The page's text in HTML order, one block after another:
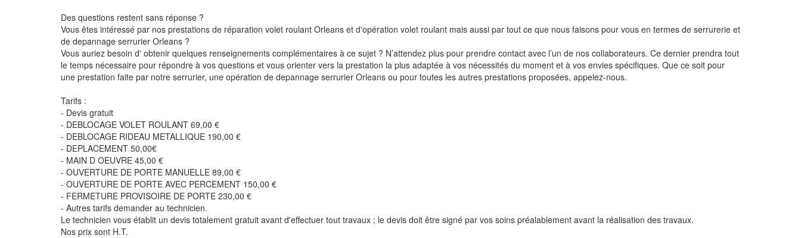
Des questions restent sans réponse ?
Vous êtes intéressé par nos prestations de réparation volet roulant Orleans et d'opération volet roulant mais aussi par tout ce que nous faisons pour vous en termes de serrurerie et
de depannage serrurier Orleans ?
Vous auriez besoin d' obtenir quelques renseignements complémentaires à ce sujet ? N’attendez plus pour prendre contact avec l’un de nos collaborateurs. Ce dernier prendra tout
le temps nécessaire pour répondre à vos questions et vous orienter vers la prestation la plus adaptée à vos nécessités du moment et à vos envies spécifiques. Que ce soit pour
une prestation faite par notre serrurier, une opération de depannage serrurier Orleans ou pour toutes les autres prestations proposées, appelez-nous.
Tarifs :
- Devis gratuit
- DEBLOCAGE VOLET ROULANT 69,00 €
- DEBLOCAGE RIDEAU METALLIQUE 190,00 €
- DEPLACEMENT 50,00€
- MAIN D OEUVRE 45,00 €
- OUVERTURE DE PORTE MANUELLE 89,00 €
- OUVERTURE DE PORTE AVEC PERCEMENT 150,00 €
- FERMETURE PROVISOIRE DE PORTE 230,00 €
- Autres tarifs demander au technicien.
Le technicien vous établit un devis totalement gratuit avant d'effectuer tout travaux ; le devis doit être signé par vos soins préalablement avant la réalisation des travaux.
Nos prix sont H.T.